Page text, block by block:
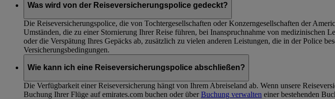
Was wird von der Reiseversicherungspolice gedeckt?
Die Reiseversicherungspolice, die von Tochtergesellschaften oder Konzerngesellschaften der
Umständen, die zu einer Stornierung Ihrer Reise führen, bei Inanspruchnahme von medizinischen
oder die Verspätung Ihres Gepäcks ab, zusätzlich zu vielen anderen Leistungen, die in der Police
Versicherungsbedingungen.
Wie kann ich eine Reiseversicherungspolice abschließen?
Die Verfügbarkeit einer Reiseversicherung hängt von Ihrem Abreiseland ab. Wenn unsere
Buchung Ihrer Flüge auf emirates.com buchen oder überBuchung verwalten einer bestehenden